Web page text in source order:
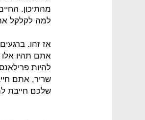
מהתיכון.
למה לקלקל
אז זהו.
אתם תהיו
להיות
שריר, אתם
שלכם חייבת